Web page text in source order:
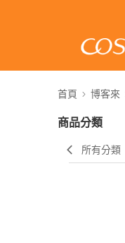
首頁 博客來
商品分類
所有分類